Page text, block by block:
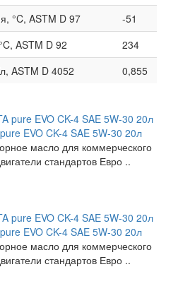
°C, ASTM D 97
-51
ASTM D 92
234
ASTM D 4052
0,855
EVO CK-4 SAE 5W-30 20л
масло для коммерческого
стандартов Евро ..
EVO CK-4 SAE 5W-30 20л
масло для коммерческого
стандартов Евро ..